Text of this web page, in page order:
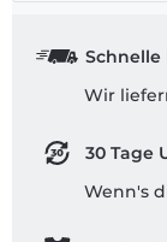
Schnelle
Wir
30 Tage
Wenn's